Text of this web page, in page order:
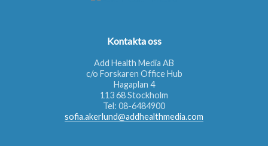
Kontakta oss
Add Health Media AB
c/o Forskaren Office Hub
Hagaplan 4
113 68 Stockholm
Tel: 08-6484900
sofia.akerlund@addhealthmedia.com